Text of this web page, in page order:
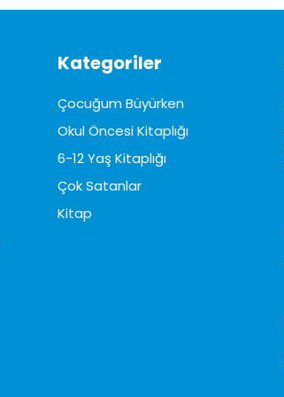
Kategoriler
Çocuğum Büyürken
Okul Öncesi Kitaplığı
6-12 Yaş Kitaplığı
Çok Satanlar
Kitap